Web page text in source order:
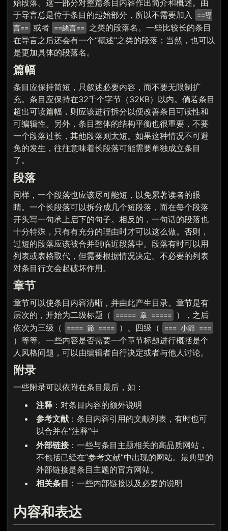
始段落。这一部分对整篇条目内容作出简介和概述。由
于导言总是位于条目的起始部分，所以不需要加入
==導
言== 或者 ==緒言== 之类的段落名。一些比较长的条目
在导言之后还会有一个“概述”之类的段落；当然，也可以
是更加具体的段落名。
篇幅
条目应保持简短，只叙述必要内容，而不要无限制扩
充。条目应保持在32千个字节（32KB）以内。倘若条目
超出可读篇幅，则应该进行拆分以便改善条目可读性和
可编辑性。另外，条目整体的结构平衡也很重要，不要
一个段落过长，其他段落则太短。如果这种情况不可避
免的发生，往往意味着长段落可能需要单独成立条目
了。
段落
同样，一个段落也应该尽可能短，以免累著读者的眼
睛。一个长段落可以拆分成几个短段落，而在每个段落
开头写一句承上启下的句子。相反的，一句话的段落也
十分特殊，只有有充分的理由时才可以这么做。否则，
过短的段落应该被合并到临近段落中。段落有时可以用
列表或表格取代，但需要根据情况决定。不必要的列表
对条目行文会起破坏作用。
章节
章节可以使条目内容清晰，并由此产生目录。章节是有
层次的，开始为二级标题（
===== 章 ===== ），之后
依次为三级（
==== 節 ==== ）、四级（ === 小節 ===
）等等。一些内容是否需要一个章节标题进行概括是个
人风格问题，可以由编辑者自行决定或者与他人讨论。
附录
一些附录可以依附在条目最后，如：
注释：对条目内容的额外说明
参考文献：条目内容引用的文献列表，有时也可
以合并在“注释”中
外部链接：一些与条目主题相关的高品质网站，
不包括已经在“参考文献”中出现的网站。最典型的
外部链接是条目主题的官方网站。
相关条目 ：一些内部链接以及必要的说明
内容和表达